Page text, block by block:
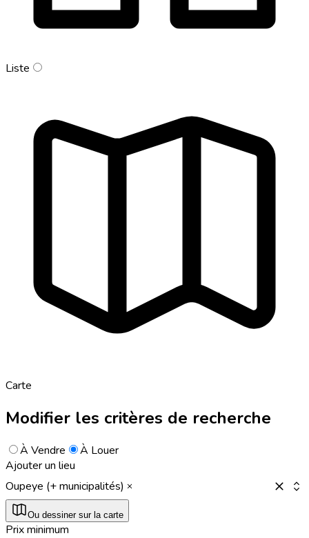
Liste
Carte
Modifier les critères de recherche
À Vendre
À Louer
Ajouter un lieu
Oupeye (+ municipalités)
Ou dessiner sur la carte
Prix minimum